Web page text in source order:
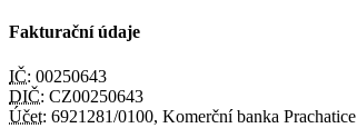
Fakturační údaje
IČ: 00250643
DIČ: CZ00250643
Účet: 6921281/0100, Komerční banka Prachatice